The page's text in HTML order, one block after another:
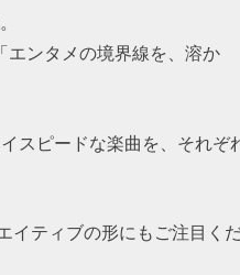
エンタメの境界線を、溶か
スピードな楽曲を、それぞ
イティブの形にもご注目く